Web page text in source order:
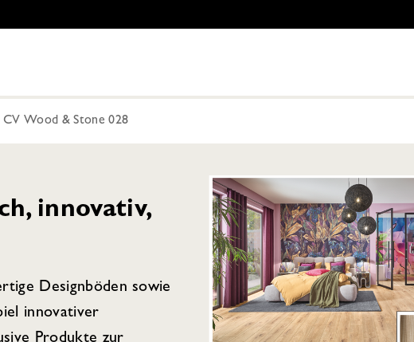
CV Wood & Stone 028
innovativ,
Designböden sowie
innovativer